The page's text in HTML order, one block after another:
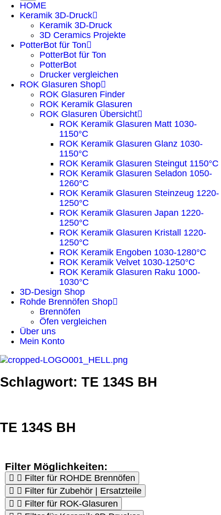
HOME
Keramik 3D-Druck
Keramik 3D-Druck
3D Ceramics Projekte
PotterBot für Ton
PotterBot für Ton
PotterBot
Drucker vergleichen
ROK Glasuren Shop
ROK Glasuren Finder
ROK Keramik Glasuren
ROK Glasuren Übersicht
ROK Keramik Glasuren Matt 1030-
1150°C
ROK Keramik Glasuren Glanz 1030-
1150°C
ROK Keramik Glasuren Steingut 1150°C
ROK Keramik Glasuren Seladon 1050-
1260°C
ROK Keramik Glasuren Steinzeug 1220-
1250°C
ROK Keramik Glasuren Japan 1220-
1250°C
ROK Keramik Glasuren Kristall 1220-
1250°C
ROK Keramik Engoben 1030-1280°C
ROK Keramik Velvet 1030-1250°C
ROK Keramik Glasuren Raku 1000-
1030°C
3D-Design Shop
Rohde Brennöfen Shop
Brennöfen
Öfen vergleichen
Über uns
Mein Konto
Schlagwort: TE 134S BH
TE 134S BH
Filter Möglichkeiten:
Filter für ROHDE Brennöfen
Filter für Zubehör | Ersatzteile
Filter für ROK-Glasuren